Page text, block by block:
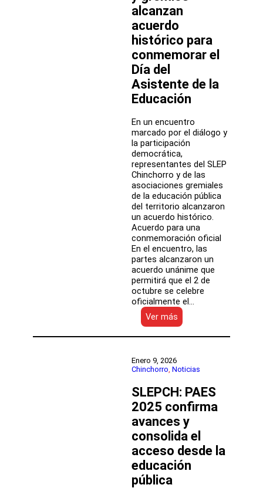
para
fortalecer
la
educación
pública
alcanzan
acuerdo
histórico para
conmemorar el
Día del
Asistente de la
Educación
En un encuentro
marcado por el diálogo y
la participación
democrática,
representantes del SLEP
Chinchorro y de las
asociaciones gremiales
de la educación pública
del territorio alcanzaron
un acuerdo histórico.
Acuerdo para una
conmemoración oficial
En el encuentro, las
partes alcanzaron un
acuerdo unánime que
permitirá que el 2 de
octubre se celebre
oficialmente el…
Ver más
SLEP
Chinchorro
alcanzan
histórico
para
conmemorar
el
Día
del
Asistente
de
Enero 9, 2026
Chinchorro, Noticias
SLEPCH: PAES
2025 confirma
avances y
consolida el
acceso desde la
educación
pública